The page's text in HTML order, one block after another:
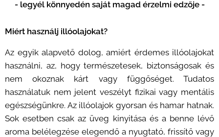
- legyél könnyedén saját magad érzelmi edzője -
Miért használj illóolajokat?
Az egyik alapvető dolog, amiért érdemes illóolajokat
használni, az, hogy természetesek, biztonságosak és
nem okoznak kárt vagy függőséget. Tudatos
használatuk nem jelent veszélyt fizikai vagy mentális
egészségünkre. Az illóolajok gyorsan és hamar hatnak.
Sok esetben csak az üveg kinyitása és a benne lévő
aroma belélegzése elegendő a nyugtató, frissítő vagy